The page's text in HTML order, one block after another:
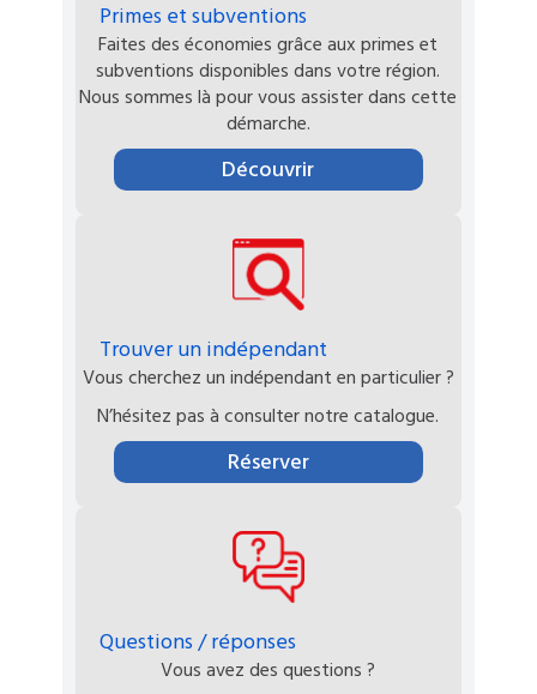
Primes et subventions
Faites des économies grâce aux primes et
subventions disponibles dans votre région.
Nous sommes là pour vous assister dans cette
démarche.
Découvrir
Trouver un indépendant
Vous cherchez un indépendant en particulier ?
N’hésitez pas à consulter notre catalogue.
Réserver
Questions / réponses
Vous avez des questions ?